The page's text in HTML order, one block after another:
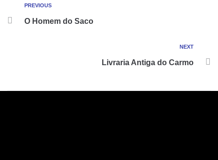
PREVIOUS
O Homem do Saco
NEXT
Livraria Antiga do Carmo